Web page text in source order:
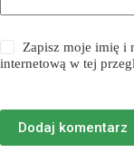
Zapisz moje imię i
internetową w tej
Dodaj komentarz